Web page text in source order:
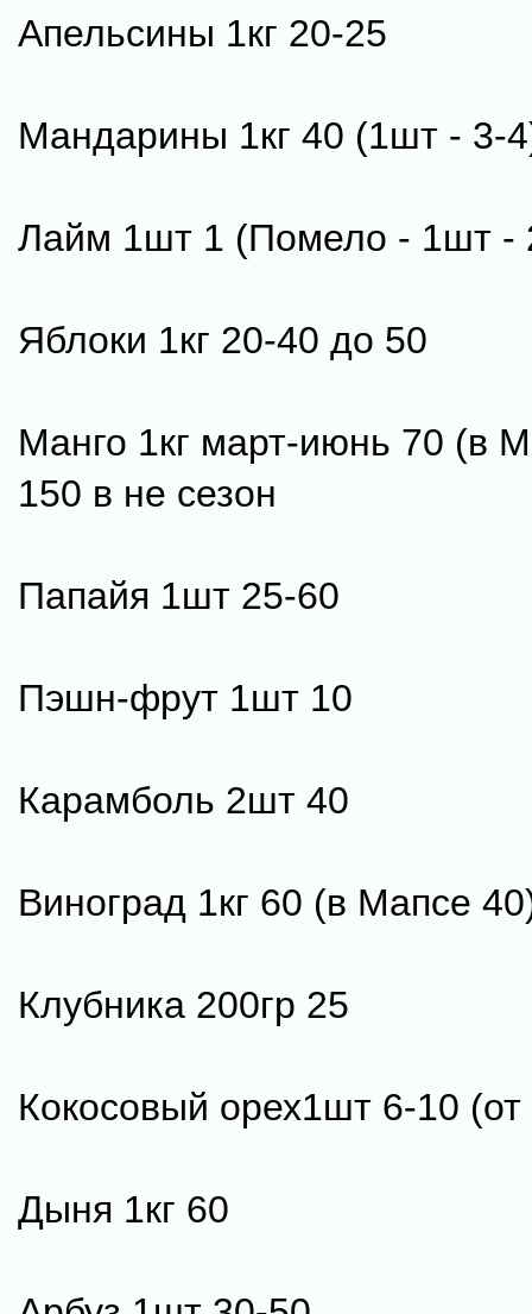
Апельсины 1кг 20-25
Мандарины 1кг 40 (1шт - 3-
Лайм 1шт 1 (Помело - 1шт -
Яблоки 1кг 20-40 до 50
Манго 1кг март-июнь 70 (в
150 в не сезон
Папайя 1шт 25-60
Пэшн-фрут 1шт 10
Карамболь 2шт 40
Виноград 1кг 60 (в Мапсе
Клубника 200гр 25
Кокосовый орех1шт 6-10
Дыня 1кг 60